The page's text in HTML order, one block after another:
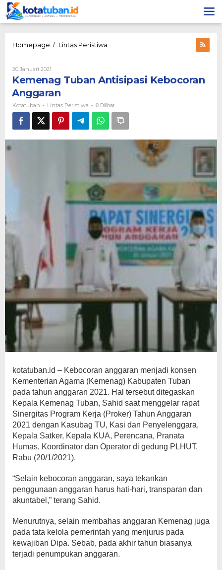
Lewati
ke
konten
Homepage / Lintas Peristiwa
Anggaran
20 Januari 2021
Kotatuban
Kemenag Tuban Antisipasi Kebocoran
Anggaran
Kotatuban - Lintas Peristiwa - 0 Dilihat
kotatuban.id – Kebocoran anggaran menjadi konsen
Kementerian Agama (Kemenag) Kabupaten Tuban
pada tahun anggaran 2021. Hal tersebut ditegaskan
Kepala Kemenag Tuban, Sahid saat menggelar rapat
Sinergitas Program Kerja (Proker) Tahun Anggaran
2021 dengan Kasubag TU, Kasi dan Penyelenggara,
Kepala Satker, Kepala KUA, Perencana, Pranata
Humas, Koordinator dan Operator di gedung PLHUT,
Rabu (20/1/2021).
“Selain kebocoran anggaran, saya tekankan
penggunaan anggaran harus hati-hari, transparan dan
akuntabel,” terang Sahid.
Menurutnya, selain membahas anggaran Kemenag juga
pada tata kelola pemerintah yang menjurus pada
kewajiban Dipa. Sebab, pada akhir tahun biasanya
terjadi penumpukan anggaran.